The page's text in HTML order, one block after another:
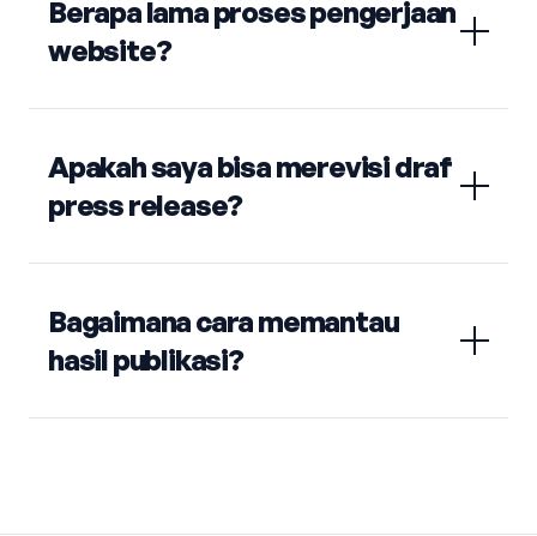
Berapa lama proses pengerjaan
website?
Apakah saya bisa merevisi draf
press release?
Bagaimana cara memantau
hasil publikasi?